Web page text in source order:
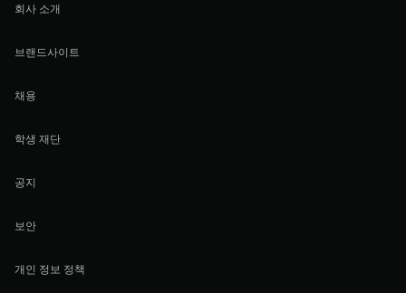
회사 소개
브랜드사이트
채용
학생 재단
공지
보안
개인 정보 정책